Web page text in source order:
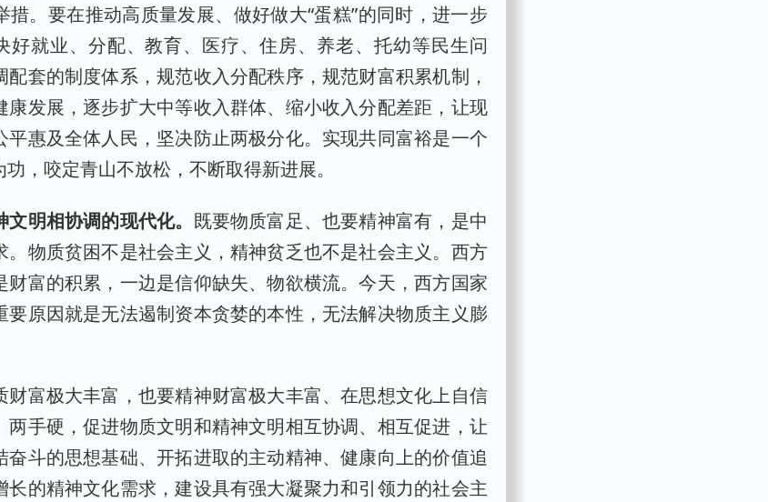
措。要在推动高质量发展、做好做大“蛋糕”的同时，进一步
好就业、分配、教育、医疗、住房、养老、托幼等民生问
套的制度体系，规范收入分配秩序，规范财富积累机制，
康发展，逐步扩大中等收入群体、缩小收入分配差距，让现
平惠及全体人民，坚决防止两极分化。实现共同富裕是一个
，咬定青山不放松，不断取得新进展。
明相协调的现代化。 既要物质富足、也要精神富有，是中
。物质贫困不是社会主义，精神贫乏也不是社会主义。西方
财富的积累，一边是信仰缺失、物欲横流。今天，西方国家
要原因就是无法遏制资本贪婪的本性，无法解决物质主义膨
财富极大丰富，也要精神财富极大丰富、在思想文化上自信
两手硬，促进物质文明和精神文明相互协调、相互促进，让
斗的思想基础、开拓进取的主动精神、健康向上的价值追
长的精神文化需求，建设具有强大凝聚力和引领力的社会主